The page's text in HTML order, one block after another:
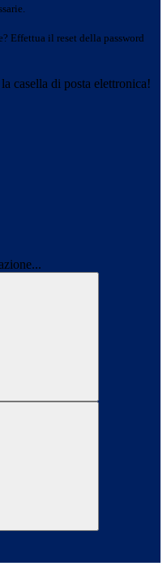
Effettua il reset della password
casella di posta elettronica!